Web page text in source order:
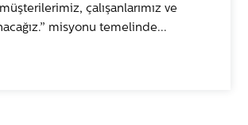
çalışanlarımız ve
misyonu temelinde...